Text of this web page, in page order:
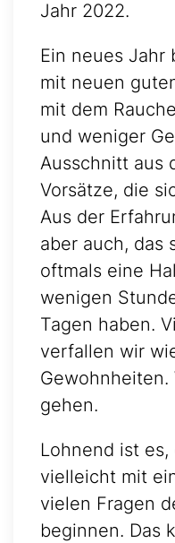
Jahr 2022.
Ein neues
mit neuen
mit dem
und weniger
Ausschnitt aus
Vorsätze, die
Aus der
aber auch, das
oftmals eine
wenigen
Tagen haben.
verfallen wir
gehen.
Lohnend ist
vielleicht mit
vielen Fragen
beginnen. Das